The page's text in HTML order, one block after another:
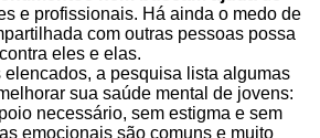
e profissionais. Há ainda o medo de
com outras pessoas possa
eles e elas.
elencados, a pesquisa lista algumas
sua saúde mental de jovens:
necessário, sem estigma e sem
emocionais são comuns e muito